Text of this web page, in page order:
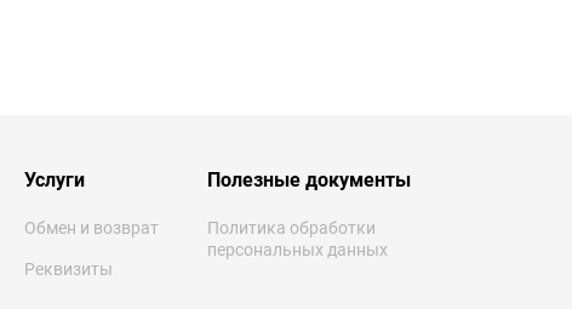
Услуги
Обмен и возврат
Реквизиты
Полезные документы
Политика обработки
персональных данных